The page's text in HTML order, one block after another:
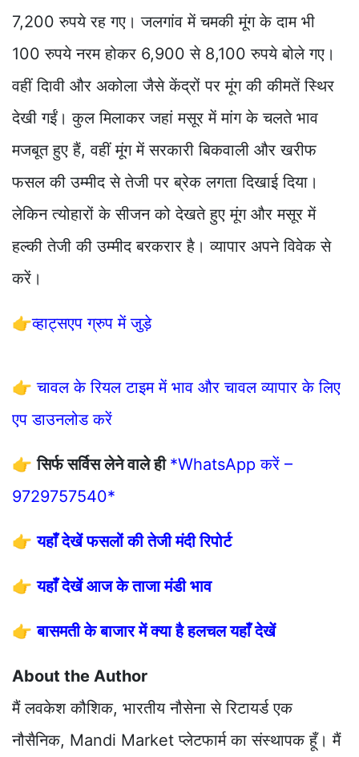
7,200 रुपये रह गए। जलगांव में चमकी मूंग के दाम भी
100 रुपये नरम होकर 6,900 से 8,100 रुपये बोले गए।
वहीं दिावी और अकोला जैसे केंद्रों पर मूंग की कीमतें स्थिर
देखी गईं। कुल मिलाकर जहां मसूर में मांग के चलते भाव
मजबूत हुए हैं, वहीं मूंग में सरकारी बिकवाली और खरीफ
फसल की उम्मीद से तेजी पर ब्रेक लगता दिखाई दिया।
लेकिन त्योहारों के सीजन को देखते हुए मूंग और मसूर में
हल्की तेजी की उम्मीद बरकरार है। व्यापार अपने विवेक से
करें।
👉व्हाट्सएप ग्रुप में जुड़े
👉चावल के रियल टाइम में भाव और चावल व्यापार के लिए
एप डाउनलोड करें
👉सिर्फ सर्विस लेने वाले ही *WhatsApp करें –
9729757540*
👉यहाँ देखें फसलों की तेजी मंदी रिपोर्ट
👉यहाँ देखें आज के ताजा मंडी भाव
👉बासमती के बाजार में क्या है हलचल यहाँ देखें
About the Author
मैं लवकेश कौशिक, भारतीय नौसेना से रिटायर्ड एक
नौसैनिक, Mandi Market प्लेटफार्म का संस्थापक हूँ। मैं